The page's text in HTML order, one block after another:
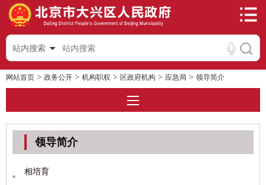
站内搜索
网站首页 > 政务公开 > 机构职权 > 区政府机构 > 应急局 > 领导简介
领导简介
相培育